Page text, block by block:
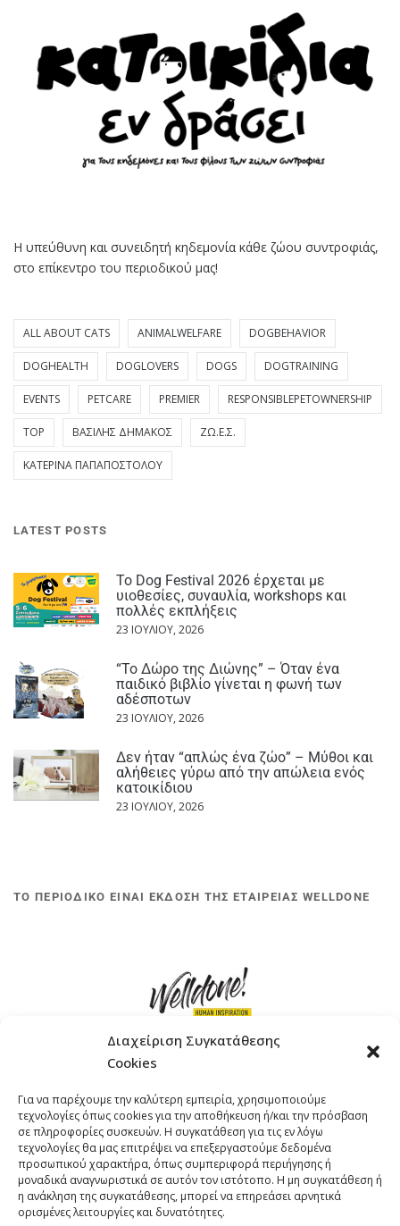
Διαχείριση Συγκατάθεσης
Cookies
Για να παρέχουμε την καλύτερη εμπειρία, χρησιμοποιούμε
τεχνολογίες όπως cookies για την αποθήκευση ή/και την πρόσβαση
σε πληροφορίες συσκευών. Η συγκατάθεση για τις εν λόγω
τεχνολογίες θα μας επιτρέψει να επεξεργαστούμε δεδομένα
προσωπικού χαρακτήρα, όπως συμπεριφορά περιήγησης ή
μοναδικά αναγνωριστικά σε αυτόν τον ιστότοπο. Η μη συγκατάθεση ή
η ανάκληση της συγκατάθεσης, μπορεί να επηρεάσει αρνητικά
ορισμένες λειτουργίες και δυνατότητες.
Η υπεύθυνη και συνειδητή κηδεμονία κάθε ζώου συντροφιάς,
στο επίκεντρο του περιοδικού μας!
ALL ABOUT CATS ANIMALWELFARE DOGBEHAVIOR
DOGHEALTH DOGLOVERS DOGS DOGTRAINING
EVENTS PETCARE PREMIER RESPONSIBLEPETOWNERSHIP
TOP ΒΑΣΊΛΗΣ ΔΗΜΆΚΟΣ ΖΩ.Ε.Σ.
ΚΑΤΕΡΊΝΑ ΠΑΠΑΠΟΣΤΌΛΟΥ
LATEST POSTS
Το Dog Festival 2026 έρχεται με
υιοθεσίες, συναυλία, workshops και
πολλές εκπλήξεις
23 ΙΟΥΛΊΟΥ, 2026
“Το Δώρο της Διώνης” – Όταν ένα
παιδικό βιβλίο γίνεται η φωνή των
αδέσποτων
23 ΙΟΥΛΊΟΥ, 2026
Δεν ήταν “απλώς ένα ζώο” – Μύθοι και
αλήθειες γύρω από την απώλεια ενός
κατοικίδιου
23 ΙΟΥΛΊΟΥ, 2026
ΤΟ ΠΕΡΙΟΔΙΚΟ ΕΙΝΑΙ ΕΚΔΟΣΗ ΤΗΣ ΕΤΑΙΡΕΙΑΣ WELLDONE
ΤΗΛΕΦΩΝΟ: +30 211 4021758
EMAIL:info@welldone.com.gr